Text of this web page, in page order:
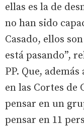
ellas es la de
no han sido
Casado, ellos
está pasando”,
PP. Que,
en las Cortes de
pensar en un
pensar en 11